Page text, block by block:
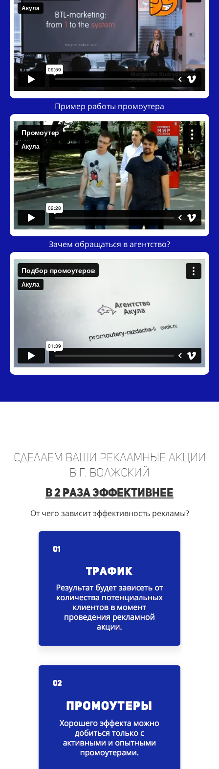
Пример работы промоутера
Зачем обращаться в агентство?
Сделаем ваши рекламные акции
в г. Волжский
в 2 раза эффективнее
От чего зависит эффективность рекламы?